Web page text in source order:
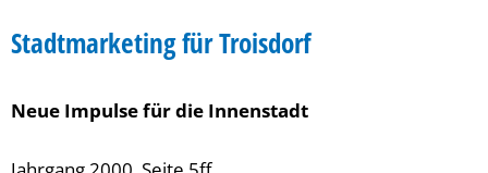
Stadtmarketing für Troisdorf
Neue Impulse für die Innenstadt